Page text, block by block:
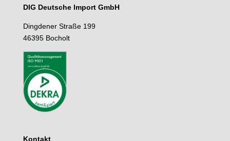
DIG Deutsche lmport GmbH
Dingdener Straße 199
46395 Bocholt
Kontakt